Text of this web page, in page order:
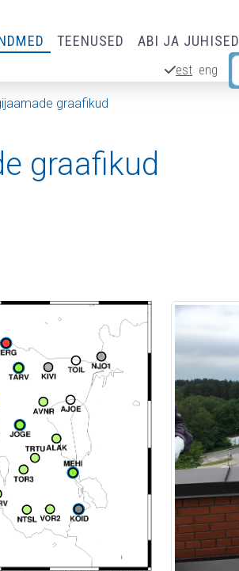
TEENUSED ABI JA JUHISED
est eng
graafikud
graafikud